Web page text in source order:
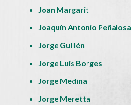
Joan Margarit
Joaquín Antonio Peñalosa
Jorge Guillén
Jorge Luis Borges
Jorge Medina
Jorge Meretta